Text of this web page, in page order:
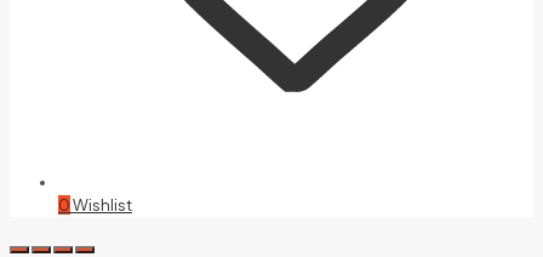
0Wishlist